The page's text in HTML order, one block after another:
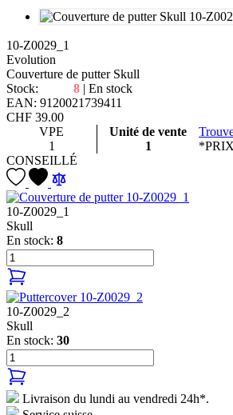
10-Z0029_1
Evolution
Couverture de putter Skull
Stock:
8 | En stock
EAN: 9120021739411
CHF 39.00
VPE
1
Unité de vente
1
CONSEILLÉ
10-Z0029_1
Skull
En stock: 8
10-Z0029_2
Skull
En stock: 30
Livraison du lundi au vendredi 24h*.